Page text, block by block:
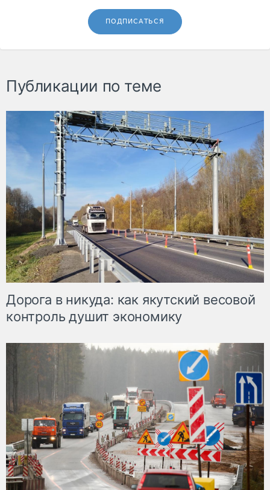
ПОДПИСАТЬСЯ
Публикации по теме
Дорога в никуда: как якутский весовой
контроль душит экономику